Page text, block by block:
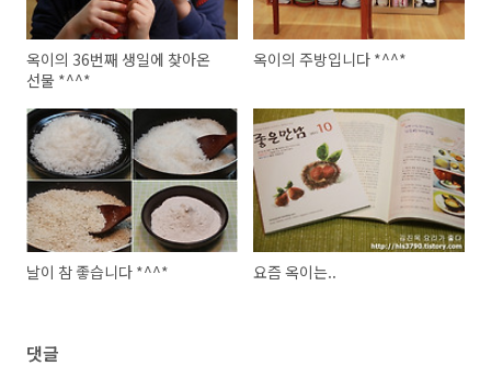
옥이의 36번째 생일에 찾아온
선물 *^^*
옥이의 주방입니다 *^^*
날이 참 좋습니다 *^^* 요즘 옥이는..
댓글